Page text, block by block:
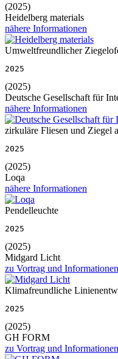
(2025)
Heidelberg materials
nähere Informationen
Umweltfreundlicher
2025
(2025)
Deutsche Gesellschaft für
nähere Informationen
zirkuläre Fliesen und Ziegel
2025
(2025)
Loqa
nähere Informationen
Pendelleuchte
2025
(2025)
Midgard Licht
zu Vortrag und Informationen
Klimafreundliche
2025
(2025)
GH FORM
zu Vortrag und Informationen